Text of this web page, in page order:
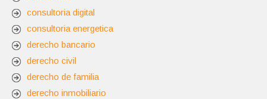
consultoria digital
consultoria energetica
derecho bancario
derecho civil
derecho de familia
derecho inmobiliario